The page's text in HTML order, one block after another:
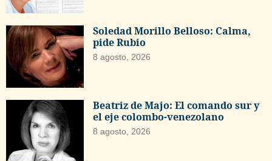
Soledad Morillo Belloso: Calma,
pide Rubio
8 agosto, 2026
Beatriz de Majo: El comando sur y
el eje colombo-venezolano
8 agosto, 2026